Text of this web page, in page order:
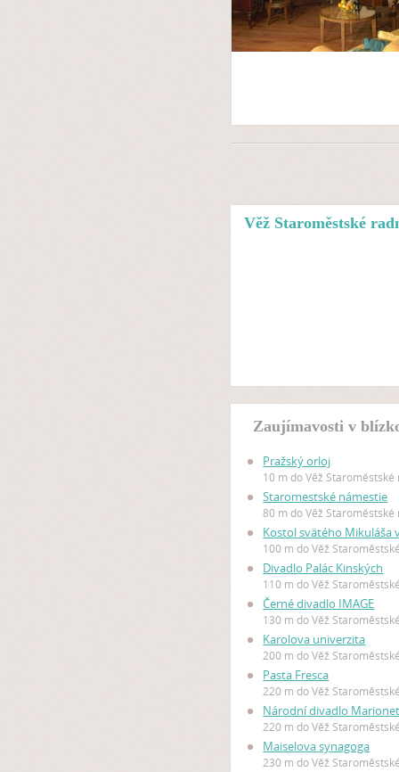
Věž Staroměstské
Zaujímavosti v
Pražský orloj
10 m do Věž Staroměstské
Staromestské námestie
80 m do Věž Staroměstské
Kostol svätého Mikuláša
100 m do Věž
Divadlo Palác Kinských
110 m do Věž
Černé divadlo IMAGE
130 m do Věž
Karolova univerzita
200 m do Věž
Pasta Fresca
220 m do Věž
Národní divadlo
220 m do Věž
Maiselova synagoga
230 m do Věž